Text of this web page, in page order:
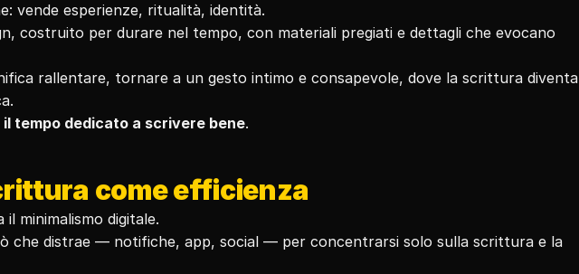
vende esperienze, ritualità, identità.
costruito per durare nel tempo, con materiali pregiati e dettagli che evocano
rallentare, tornare a un gesto intimo e consapevole, dove la scrittura diventa
il tempo dedicato a scrivere bene.
come efficienza
minimalismo digitale.
che distrae — notifiche, app, social — per concentrarsi solo sulla scrittura e la